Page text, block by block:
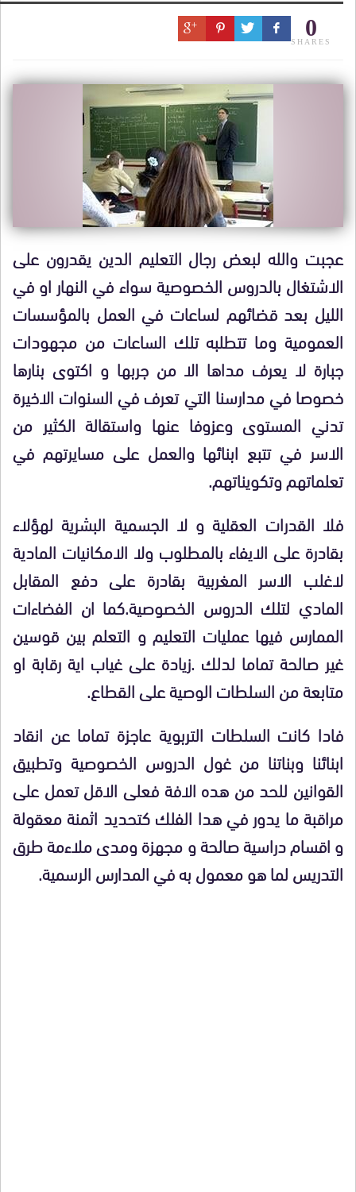
0
SHARES
عجبت والله لبعض رجال التعليم الدين يقدرون على
الاشتغال بالدروس الخصوصية سواء في النهار او في
الليل بعد قضائهم لساعات في العمل بالمؤسسات
العمومية وما تتطلبه تلك الساعات من مجهودات
جبارة لا يعرف مداها الا من جربها و اكتوى بنارها
خصوصا في مدارسنا التي تعرف في السنوات الاخيرة
تدني المستوى وعزوفا عنها واستقالة الكثير من
الاسر في تتبع ابنائها والعمل على مسايرتهم في
تعلماتهم وتكويناتهم.
فلا القدرات العقلية و لا الجسمية البشرية لهؤلاء
بقادرة على الايفاء بالمطلوب ولا الامكانيات المادية
لاغلب الاسر المغربية بقادرة على دفع المقابل
المادي لتلك الدروس الخصوصية.كما ان الفضاءات
الممارس فيها عمليات التعليم و التعلم بين قوسين
غير صالحة تماما لدلك .زيادة على غياب اية رقابة او
متابعة من السلطات الوصية على القطاع.
فادا كانت السلطات التربوية عاجزة تماما عن انقاد
ابنائنا وبناتنا من غول الدروس الخصوصية وتطبيق
القوانين للحد من هده الافة فعلى الاقل تعمل على
مراقبة ما يدور في هدا الفلك كتحديد اثمنة معقولة
و اقسام دراسية صالحة و مجهزة ومدى ملاءمة طرق
التدريس لما هو معمول به في المدارس الرسمية.